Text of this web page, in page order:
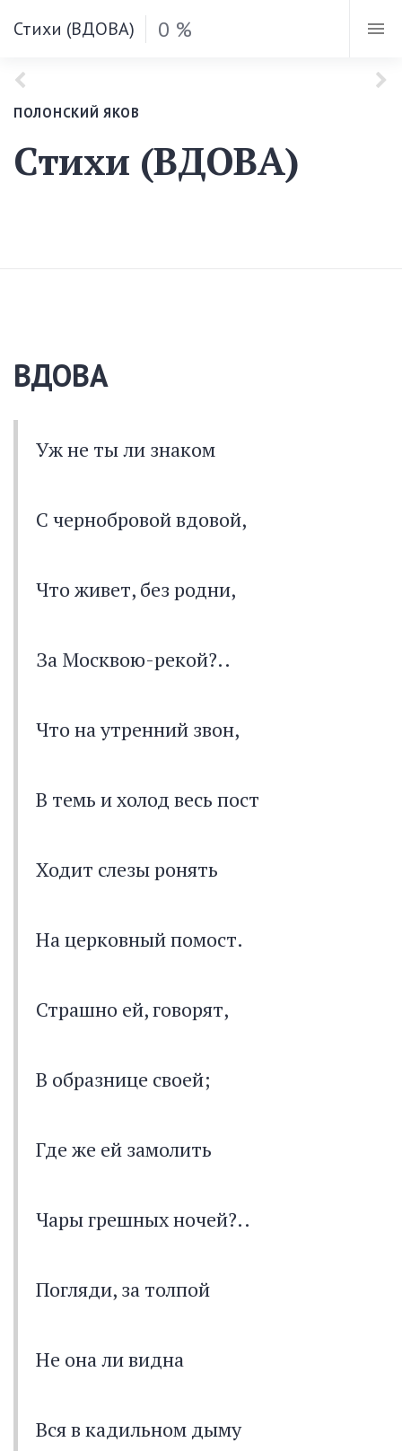
Стихи (ВДОВА) 0 %
ПОЛОНСКИЙ ЯКОВ
Стихи (ВДОВА)
ВДОВА
Уж не ты ли знаком
С чернобровой вдовой,
Что живет, без родни,
За Москвою-рекой?..
Что на утренний звон,
В темь и холод весь пост
Ходит слезы ронять
На церковный помост.
Страшно ей, говорят,
В образнице своей;
Где же ей замолить
Чары грешных ночей?..
Погляди, за толпой
Не она ли видна
Вся в кадильном дыму